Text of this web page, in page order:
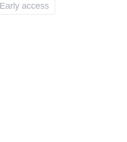
Early access